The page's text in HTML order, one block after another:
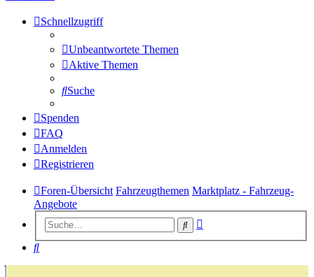
Schnellzugriff
Unbeantwortete Themen
Aktive Themen
Suche
Spenden
FAQ
Anmelden
Registrieren
Foren-Übersicht Fahrzeugthemen Marktplatz - Fahrzeug-
Angebote
Suche
Suche